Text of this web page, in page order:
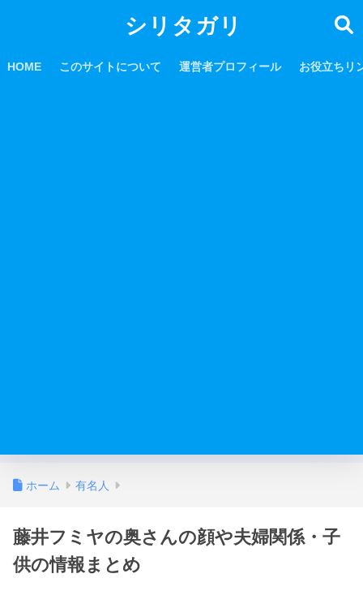
シリタガリ
HOME このサイトについて 運営者プロフィール お役立ちリ
ホーム 有名人
藤井フミヤの奥さんの顔や夫婦関係・子
供の情報まとめ